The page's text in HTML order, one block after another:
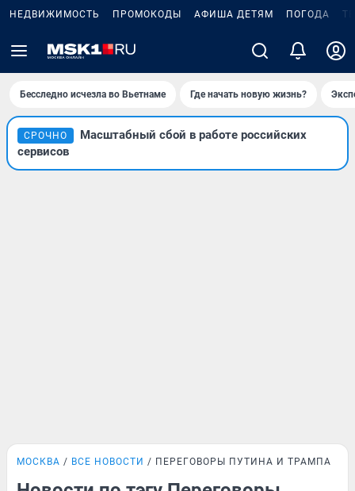
НЕДВИЖИМОСТЬ ПРОМОКОДЫ АФИША ДЕТЯМ ПОГОДА
Бесследно исчезла во Вьетнаме Где начать новую жизнь?
СРОЧНО
Масштабный сбой в работе российских
сервисов
МОСКВА ВСЕ НОВОСТИ ПЕРЕГОВОРЫ ПУТИНА И ТРАМПА